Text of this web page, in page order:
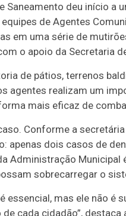
Saneamento deu início
de Agentes
em uma série de
o apoio da Secretaria
de pátios, terrenos
agentes realizam um
mais eficaz de
Conforme a
apenas dois casos de
Administração
sobrecarregar o
essencial, mas ele não
cada cidadão”, destaca